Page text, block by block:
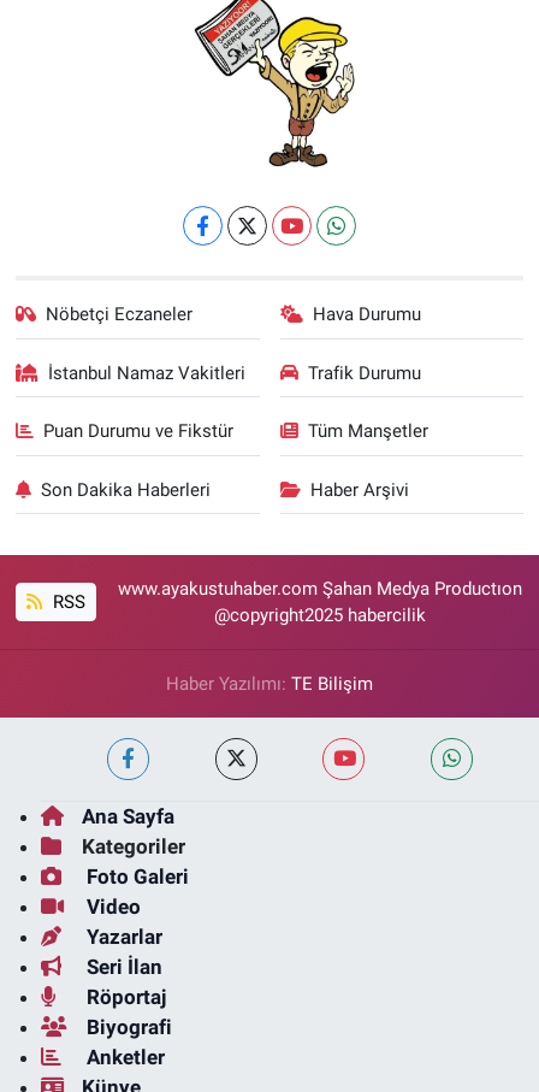
Nöbetçi Eczaneler Hava Durumu
İstanbul Namaz Vakitleri Trafik Durumu
Puan Durumu ve Fikstür Tüm Manşetler
Son Dakika Haberleri Haber Arşivi
RSS
www.ayakustuhaber.com Şahan Medya Productıon
@copyright2025 habercilik
Haber Yazılımı: TE Bilişim
Ana Sayfa
Kategoriler
Foto Galeri
Video
Yazarlar
Seri İlan
Röportaj
Biyografi
Anketler
Künye